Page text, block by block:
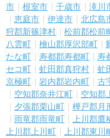
市
根室市 千歳市 滝川
恵庭市
伊達市 北広島
狩郡新篠津村
松前郡松前
八雲町
檜山郡厚沢部町
たな町
寿都郡寿都町 寿
セコ町
虻田郡真狩村 虻
京極町
岩内郡岩内町 古
空知郡奈井江町
空知郡
夕張郡栗山町
樺戸郡月
雨竜郡雨竜町
上川郡鷹
上川郡上川町
上川郡東川